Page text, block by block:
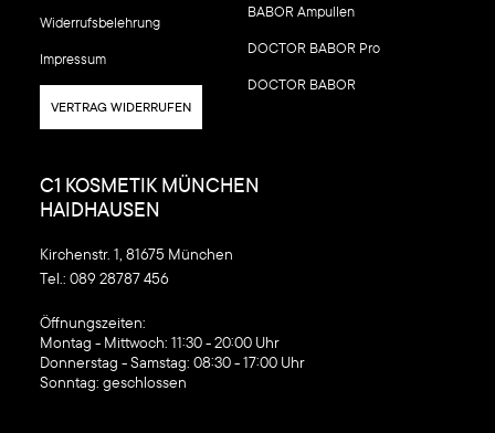
Widerrufsbelehrung
Impressum
VERTRAG WIDERRUFEN
BABOR Ampullen
DOCTOR BABOR Pro
DOCTOR BABOR
C1 KOSMETIK MÜNCHEN
HAIDHAUSEN
Kirchenstr. 1, 81675 München
Tel.: 089 28787 456
‍Öffnungszeiten:
Montag - Mittwoch: 11:30 - 20:00 Uhr
Donnerstag - Samstag: 08:30 - 17:00 Uhr
Sonntag: geschlossen